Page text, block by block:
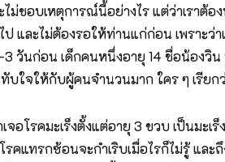
ไม่ชอบเหตุการณ์นี้อย่างไร แต่ว่าเรา
และไม่ต้องรอให้ท่านแก่ก่อน เพราะ
วันก่อน เด็กคนหนึ่งอายุ 14 ชื่อน้องวิน
บใจให้กับผู้คนจำนวนมาก ใคร ๆ เรีย
จอโรคมะเร็งตั้งแต่อายุ 3 ขวบ เป็นม
โรคแทรกซ้อนจะกำเริบเมื่อไรก็ไม่รู้ แ